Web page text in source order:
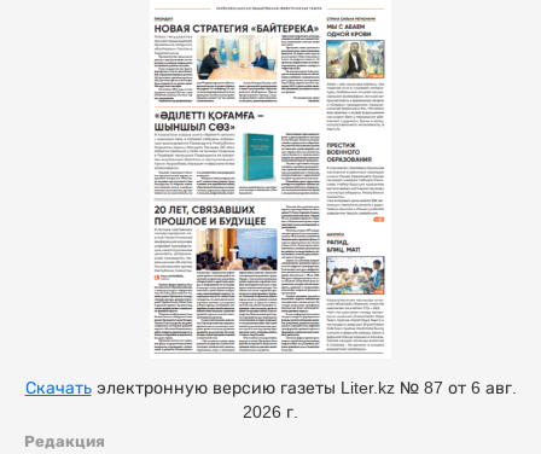
Редакция
Скачатьэлектронную версию газеты Liter.kz № 87 от 6 авг.
2026 г.